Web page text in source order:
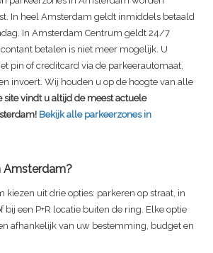
In heel Amsterdam geldt inmiddels betaald
In Amsterdam Centrum geldt 24/7
betalen is niet meer mogelijk. U
pin of creditcard via de parkeerautomaat,
invoert. Wij houden u op de hoogte van alle
site vindt u altijd de meest actuele
Bekijk alle parkeerzones in
Amsterdam?
kiezen uit drie opties: parkeren op straat, in
bij een P+R locatie buiten de ring. Elke optie
afhankelijk van uw bestemming, budget en